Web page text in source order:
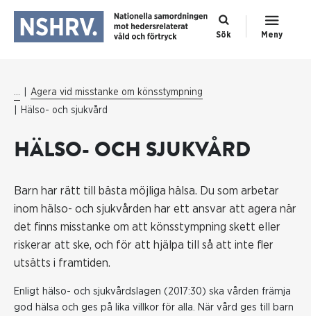
Sök Meny
...
Agera vid misstanke om könsstympning
Hälso- och sjukvård
HÄLSO- OCH SJUKVÅRD
Barn har rätt till bästa möjliga hälsa. Du som arbetar
inom hälso- och sjukvården har ett ansvar att agera när
det finns misstanke om att könsstympning skett eller
riskerar att ske, och för att hjälpa till så att inte fler
utsätts i framtiden.
Enligt hälso- och sjukvårdslagen (2017:30) ska vården främja
god hälsa och ges på lika villkor för alla. När vård ges till barn